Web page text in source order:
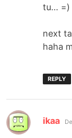
tu… =)
next
haha
REPLY
ikaa